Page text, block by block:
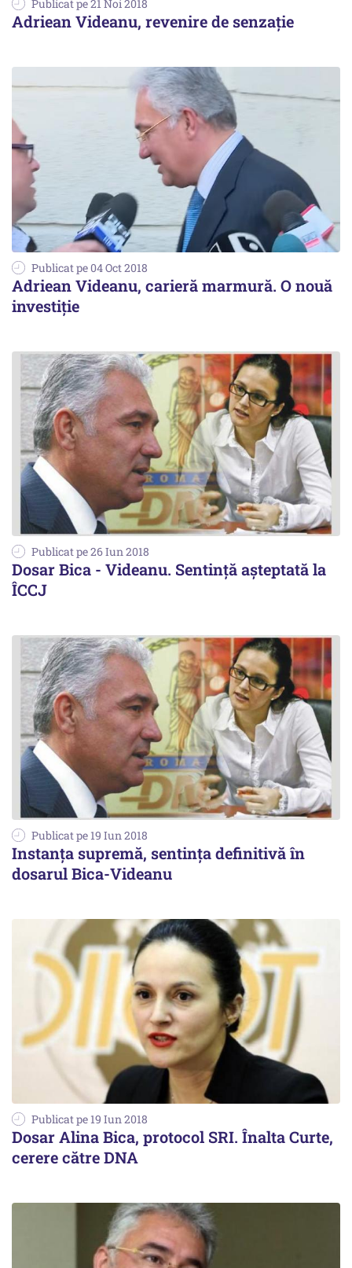
Publicat pe 21 Noi 2018
Adriean Videanu, revenire de senzație
Publicat pe 04 Oct 2018
Adriean Videanu, carieră marmură. O nouă
investiție
Publicat pe 26 Iun 2018
Dosar Bica - Videanu. Sentinţă aşteptată la
ÎCCJ
Publicat pe 19 Iun 2018
Instanţa supremă, sentinţa definitivă în
dosarul Bica-Videanu
Publicat pe 19 Iun 2018
Dosar Alina Bica, protocol SRI. Înalta Curte,
cerere către DNA